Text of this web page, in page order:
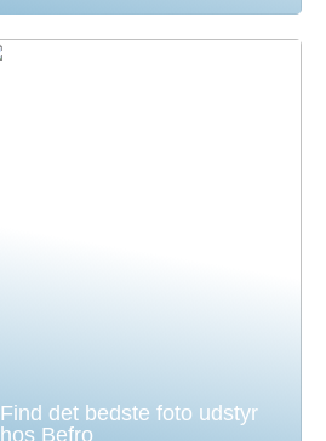
Find det bedste foto udstyr
hos Befro